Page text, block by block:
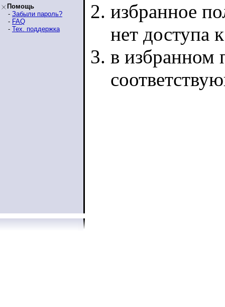
Помощь
- Забыли пароль?
- FAQ
- Тех. поддержка
избранное
нет доступа
в избранном